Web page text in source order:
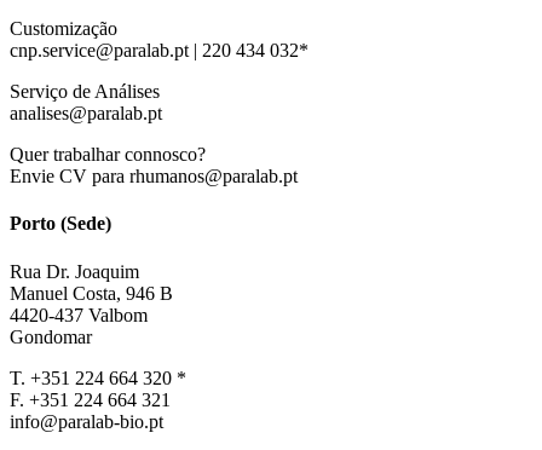
Customização
cnp.service@paralab.pt | 220 434 032*
Serviço de Análises
analises@paralab.pt
Quer trabalhar connosco?
Envie CV para rhumanos@paralab.pt
Porto (Sede)
Rua Dr. Joaquim
Manuel Costa, 946 B
4420-437 Valbom
Gondomar
T. +351 224 664 320 *
F. +351 224 664 321
info@paralab-bio.pt